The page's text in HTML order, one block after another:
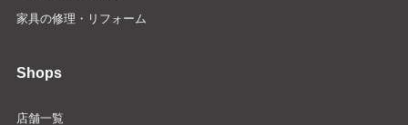
家具の修理・リフォーム
Shops
店舗一覧